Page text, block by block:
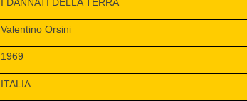
Valentino Orsini
1969
ITALIA